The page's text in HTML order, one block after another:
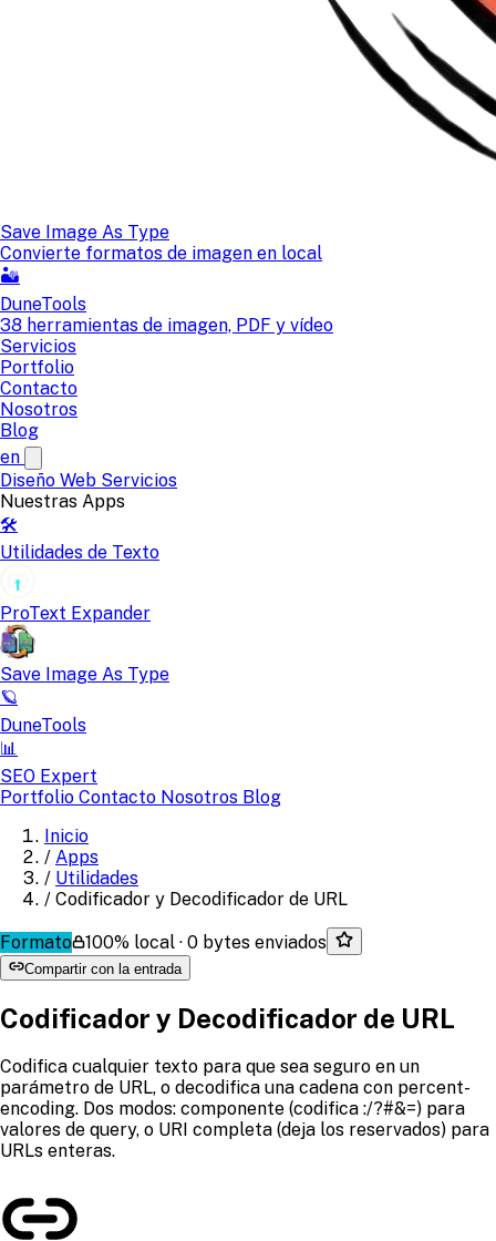
Save Image As Type
Convierte formatos de imagen en local
🏜️
DuneTools
38 herramientas de imagen, PDF y vídeo
Servicios
Portfolio
Contacto
Nosotros
Blog
en
Diseño Web Servicios
Nuestras Apps
🛠️
Utilidades de Texto
ProText Expander
Save Image As Type
🪐
DuneTools
📊
SEO Expert
Portfolio Contacto Nosotros Blog
Inicio
/ Apps
/ Utilidades
/ Codificador y Decodificador de URL
Formato 100% local · 0 bytes enviados
Compartir con la entrada
Codificador y Decodificador de URL
Codifica cualquier texto para que sea seguro en un
parámetro de URL, o decodifica una cadena con percent-
encoding. Dos modos: componente (codifica :/?#&=) para
valores de query, o URI completa (deja los reservados) para
URLs enteras.